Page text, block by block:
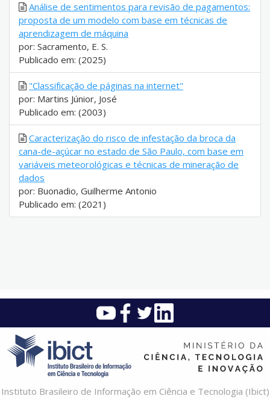
Análise de sentimentos para revisão de pagamentos:
proposta de um modelo com base em técnicas de
aprendizagem de máquina
por: Sacramento, E. S.
Publicado em: (2025)
"Classificação de páginas na internet"
por: Martins Júnior, José
Publicado em: (2003)
Caracterização do risco de infestação da broca da
cana-de-açúcar no estado de São Paulo, com base em
variáveis meteorológicas e técnicas de mineração de
dados
por: Buonadio, Guilherme Antonio
Publicado em: (2021)
Instituto Brasileiro de Informação em Ciência e Tecnologia (Ibict)